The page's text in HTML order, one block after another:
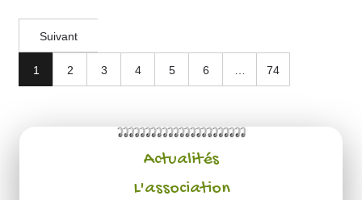
Suivant
1 2 3 4 5 6 74
Actualités
L'association